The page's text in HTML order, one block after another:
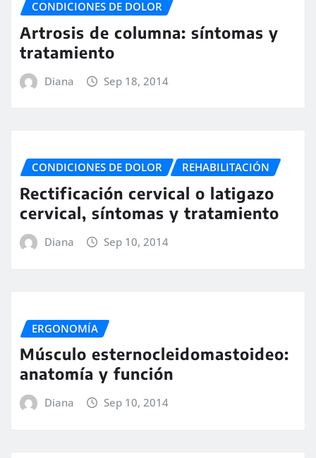
CONDICIONES DE DOLOR
Artrosis de columna: síntomas y
tratamiento
Diana Sep 18, 2014
CONDICIONES DE DOLOR REHABILITACIÓN
Rectificación cervical o latigazo
cervical, síntomas y tratamiento
Diana Sep 10, 2014
ERGONOMÍA
Músculo esternocleidomastoideo:
anatomía y función
Diana Sep 10, 2014